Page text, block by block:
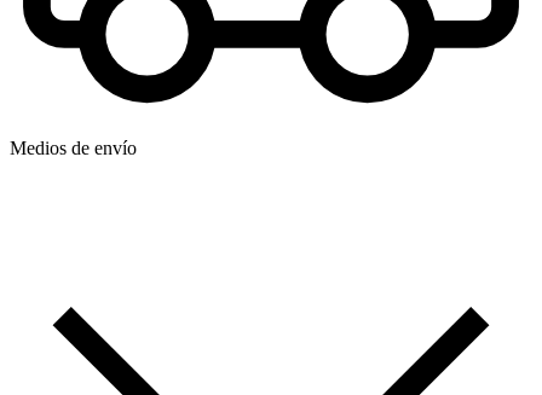
Medios de envío